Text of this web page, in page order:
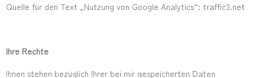
Quelle für den Text „Nutzung von Google Analytics“: traffic3.net
Ihre Rechte
Ihnen stehen bezüglich Ihrer bei mir gespeicherten Daten